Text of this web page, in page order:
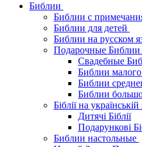
Библии
Библии с
Библии для детей
Библии на русском
Подарочные Библии
Свадебные
Библии
Библии
Библии
Біблії на українській
Дитячі Біблії
Подарункові
Библии настольные